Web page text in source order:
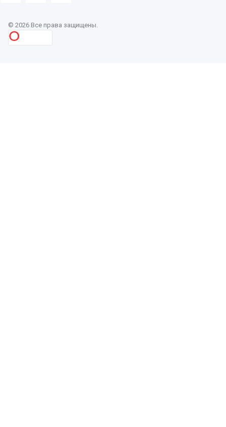
© 2026 Все права защищены.